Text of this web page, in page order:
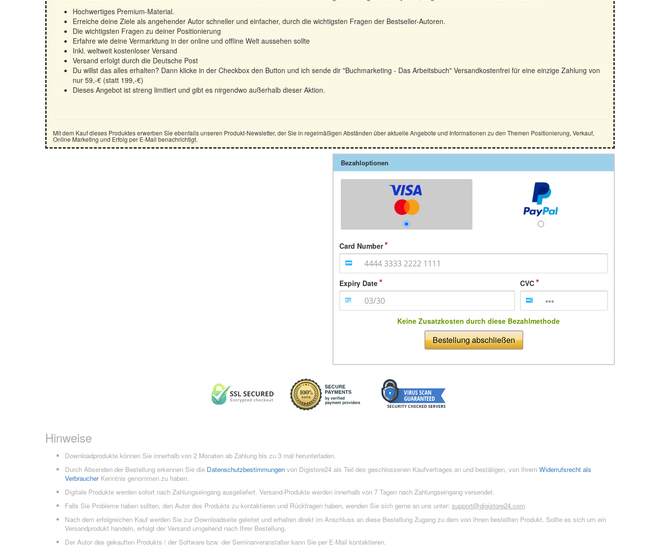
Hochwertiges Premium-Material.
Erreiche deine Ziele als angehender Autor schneller und einfacher, durch die wichtigsten Fragen der Bestseller-Autoren.
Die wichtigsten Fragen zu deiner Positionierung
Erfahre wie deine Vermarktung in der online und offline Welt aussehen sollte
Inkl. weltweit kostenloser Versand
Versand erfolgt durch die Deutsche Post
Du willst das alles erhalten? Dann klicke in der Checkbox den Button und ich sende dir "Buchmarketing - Das Arbeitsbuch" Versandkostenfrei für eine einzige Zahlung von
nur 59,-€ (statt 199,-€)
Dieses Angebot ist streng limitiert und gibt es nirgendwo außerhalb dieser Aktion.
Mit dem Kauf dieses Produktes erwerben Sie ebenfalls unseren Produkt-Newsletter, der Sie in regelmäßigen Abständen über aktuelle Angebote und Informationen zu den Themen Positionierung, Verkauf,
Online Marketing und Erfolg per E-Mail benachrichtigt.
Bezahloptionen
Card Number
Expiry Date CVC
Keine Zusatzkosten durch diese Bezahlmethode
Bestellung abschließen
Hinweise
Downloadprodukte können Sie innerhalb von 2 Monaten ab Zahlung bis zu 3 mal herunterladen.
Durch Absenden der Bestellung erkennen Sie die Datenschutzbestimmungen von Digistore24 als Teil des geschlossenen Kaufvertrages an und bestätigen, von Ihrem Widerrufsrecht als
VerbraucherKenntnis genommen zu haben.
Digitale Produkte werden sofort nach Zahlungseingang ausgeliefert. Versand-Produkte werden innerhalb von 7 Tagen nach Zahlungseingang versendet.
Falls Sie Probleme haben sollten, den Autor des Produkts zu kontaktieren und Rückfragen haben, wenden Sie sich gerne an uns unter: support@digistore24.com
Nach dem erfolgreichen Kauf werden Sie zur Downloadseite geleitet und erhalten direkt im Anschluss an diese Bestellung Zugang zu dem von Ihnen bestellten Produkt. Sollte es sich um ein
Versandprodukt handeln, erfolgt der Versand umgehend nach Ihrer Bestellung.
Der Autor des gekauften Produkts / der Software bzw. der Seminarveranstalter kann Sie per E-Mail kontaktieren.